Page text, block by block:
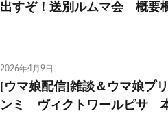
出すぞ！送別ルムマ会 概要
2026年4月9日
[ウマ娘配信]雑談＆ウマ娘プ
ンミ ヴィクトワールピサ